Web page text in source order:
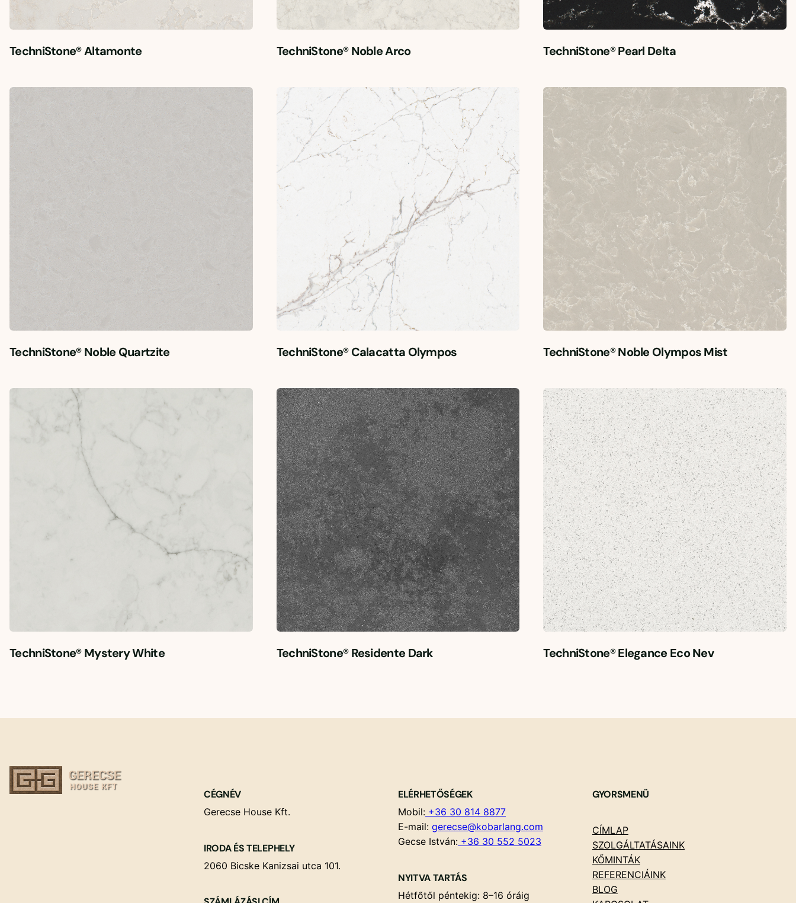
TechniStone® Altamonte TechniStone® Noble Arco TechniStone® Pearl Delta
TechniStone® Noble Quartzite TechniStone® Calacatta Olympos TechniStone® Noble Olympos Mist
TechniStone® Mystery White TechniStone® Residente Dark TechniStone® Elegance Eco Nev
CÉGNÉV
Gerecse House Kft.
IRODA ÉS TELEPHELY
2060 Bicske Kanizsai utca 101.
ELÉRHETŐSÉGEK
Mobil: +36 30 814 8877
E-mail: gerecse@kobarlang.com
Gecse István: +36 30 552 5023
NYITVA TARTÁS
Hétfőtől péntekig: 8–16 óráig
GYORSMENÜ
CÍMLAP
SZOLGÁLTATÁSAINK
KŐMINTÁK
REFERENCIÁINK
BLOG